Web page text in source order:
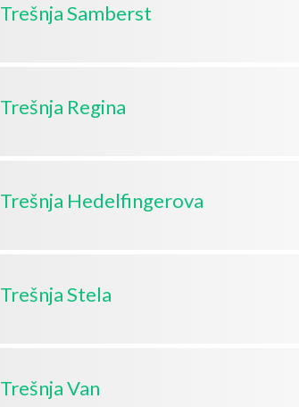
Trešnja Samberst
Trešnja Regina
Trešnja Hedelfingerova
Trešnja Stela
Trešnja Van